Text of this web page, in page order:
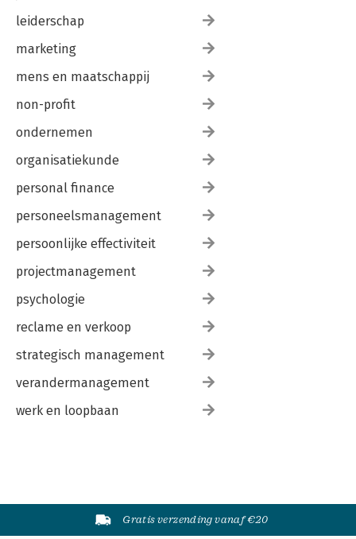
leiderschap
marketing
mens en maatschappij
non-profit
ondernemen
organisatiekunde
personal finance
personeelsmanagement
persoonlijke effectiviteit
projectmanagement
psychologie
reclame en verkoop
strategisch management
verandermanagement
werk en loopbaan
Gratis verzending vanaf €20